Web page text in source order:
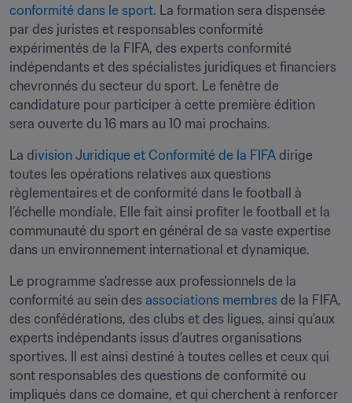
conformité dans le sport. La formation sera dispensée
par des juristes et responsables conformité
expérimentés de la FIFA, des experts conformité
indépendants et des spécialistes juridiques et financiers
chevronnés du secteur du sport. Le fenêtre de
candidature pour participer à cette première édition
sera ouverte du 16 mars au 10 mai prochains.
La d ivision Juridique et Conformité de la FIFA dirige
toutes les opérations relatives aux questions
règlementaires et de conformité dans le football à
l’échelle mondiale. Elle fait ainsi profiter le football et la
communauté du sport en général de sa vaste expertise
dans un environnement international et dynamique.
Le programme s'adresse aux professionnels de la
conformité au sein des associations membres de la FIFA,
des confédérations, des clubs et des ligues, ainsi qu’aux
experts indépendants issus d'autres organisations
sportives. Il est ainsi destiné à toutes celles et ceux qui
sont responsables des questions de conformité ou
impliqués dans ce domaine, et qui cherchent à renforcer